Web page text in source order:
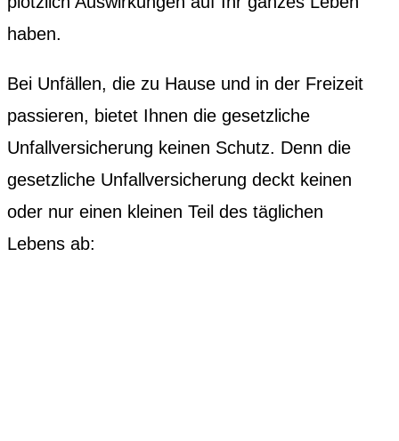
haben.
Bei Unfällen, die zu Hause und in der Freizeit
passieren, bietet Ihnen die gesetzliche
Unfallversicherung keinen Schutz. Denn die
gesetzliche Unfallversicherung deckt keinen
oder nur einen kleinen Teil des täglichen
Lebens ab: